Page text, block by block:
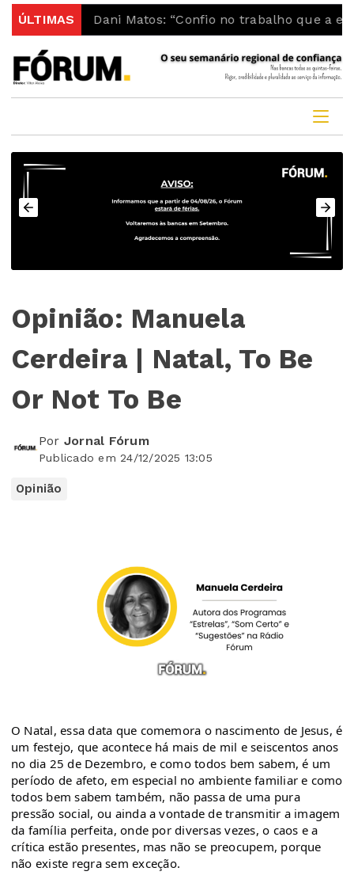
ÚLTIMASDani Matos: “Confio no trabalho que a equipa
Opinião: Manuela
Cerdeira | Natal, To Be
Or Not To Be
Por Jornal Fórum
Publicado em 24/12/2025 13:05
Opinião
O Natal, essa data que comemora o nascimento de Jesus, é
um festejo, que acontece há mais de mil e seiscentos anos
no dia 25 de Dezembro, e como todos bem sabem, é um
período de afeto, em especial no ambiente familiar e como
todos bem sabem também, não passa de uma pura
pressão social, ou ainda a vontade de transmitir a imagem
da família perfeita, onde por diversas vezes, o caos e a
crítica estão presentes, mas não se preocupem, porque
não existe regra sem exceção.